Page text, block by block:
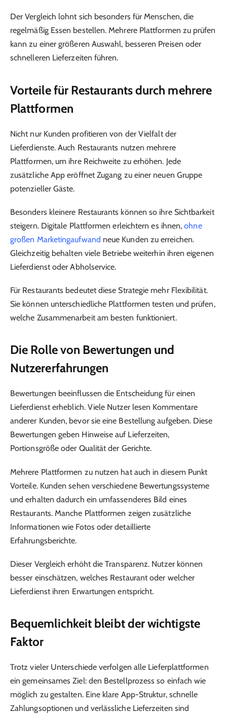
Der Vergleich lohnt sich besonders für Menschen, die
regelmäßig Essen bestellen. Mehrere Plattformen zu prüfen
kann zu einer größeren Auswahl, besseren Preisen oder
schnelleren Lieferzeiten führen.
Vorteile für Restaurants durch mehrere
Plattformen
Nicht nur Kunden profitieren von der Vielfalt der
Lieferdienste. Auch Restaurants nutzen mehrere
Plattformen, um ihre Reichweite zu erhöhen. Jede
zusätzliche App eröffnet Zugang zu einer neuen Gruppe
potenzieller Gäste.
Besonders kleinere Restaurants können so ihre Sichtbarkeit
steigern. Digitale Plattformen erleichtern es ihnen, ohne
großen Marketingaufwand neue Kunden zu erreichen.
Gleichzeitig behalten viele Betriebe weiterhin ihren eigenen
Lieferdienst oder Abholservice.
Für Restaurants bedeutet diese Strategie mehr Flexibilität.
Sie können unterschiedliche Plattformen testen und prüfen,
welche Zusammenarbeit am besten funktioniert.
Die Rolle von Bewertungen und
Nutzererfahrungen
Bewertungen beeinflussen die Entscheidung für einen
Lieferdienst erheblich. Viele Nutzer lesen Kommentare
anderer Kunden, bevor sie eine Bestellung aufgeben. Diese
Bewertungen geben Hinweise auf Lieferzeiten,
Portionsgröße oder Qualität der Gerichte.
Mehrere Plattformen zu nutzen hat auch in diesem Punkt
Vorteile. Kunden sehen verschiedene Bewertungssysteme
und erhalten dadurch ein umfassenderes Bild eines
Restaurants. Manche Plattformen zeigen zusätzliche
Informationen wie Fotos oder detaillierte
Erfahrungsberichte.
Dieser Vergleich erhöht die Transparenz. Nutzer können
besser einschätzen, welches Restaurant oder welcher
Lieferdienst ihren Erwartungen entspricht.
Bequemlichkeit bleibt der wichtigste
Faktor
Trotz vieler Unterschiede verfolgen alle Lieferplattformen
ein gemeinsames Ziel: den Bestellprozess so einfach wie
möglich zu gestalten. Eine klare App-Struktur, schnelle
Zahlungsoptionen und verlässliche Lieferzeiten sind